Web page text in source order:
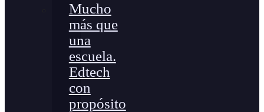
Mucho
más que
una
escuela.
Edtech
con
propósito